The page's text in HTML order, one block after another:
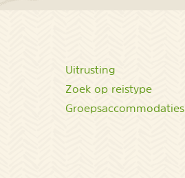
Uitrusting
Zoek op reistype
Groepsaccommodaties